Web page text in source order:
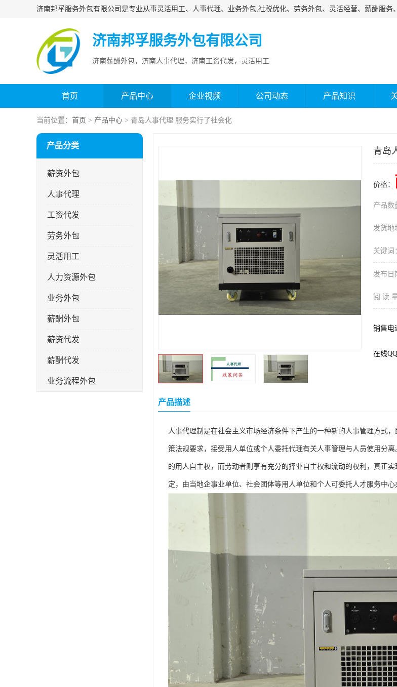
济南邦孚服务外包有限公司
济南薪酬外包，济南人事代理，济南工资代发，灵活用工
首页 产品中心 企业视频 公司动态 产品知识
当前位置： 首页 > 产品中心 > 青岛人事代理 服务实行了社会化
产品分类
薪资外包
人事代理
工资代发
劳务外包
灵活用工
人力资源外包
业务外包
薪酬外包
薪资代发
薪酬代发
业务流程外包
青岛
价格：
产品数
发货地
关键词
发布日
阅 读 量
销售电
在线QQ
产品描述
人事代理制是在社会主义市场经济条件下产生的一种新的人事管理方式
策法规要求，接受用人单位或个人委托代理有关人事管理与人员使用分
的用人自主权，而劳动者则享有充分的择业自主权和流动的权利，真正
定，由当地企事业单位、社会团体等用人单位和个人可委托人才服务中心